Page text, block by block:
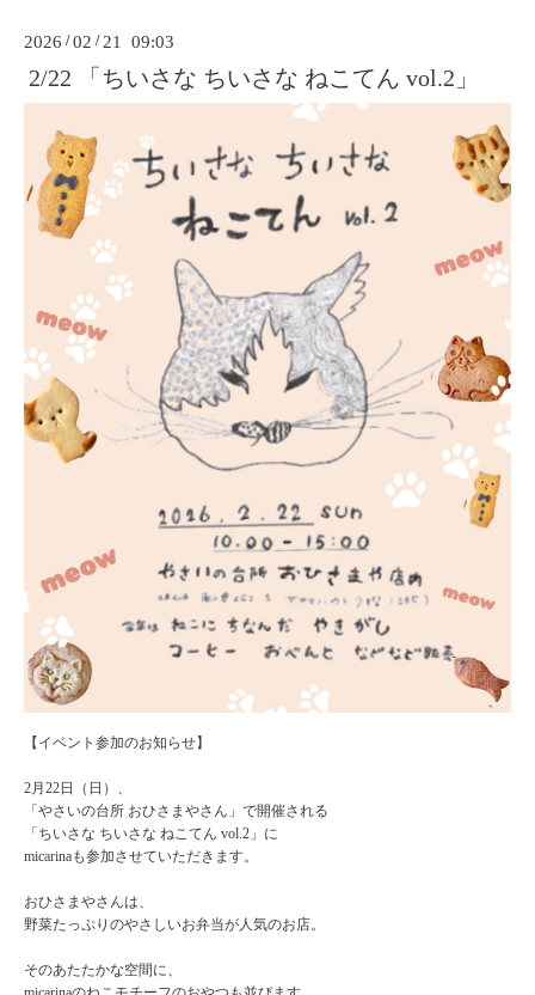
2026 /02 /21 09:03
2/22 「ちいさな ちいさな ねこてん vol.2」
【イベント参加のお知らせ】
2月22日（日）、
「やさいの台所 おひさまやさん」で開催される
「ちいさな ちいさな ねこてん vol.2」に
micarinaも参加させていただきます。
おひさまやさんは、
野菜たっぷりのやさしいお弁当が人気のお店。
そのあたたかな空間に、